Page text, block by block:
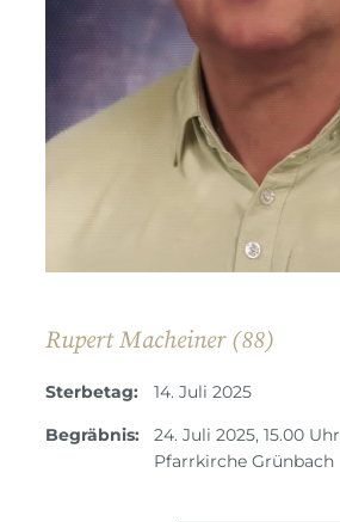
Rupert Macheiner (88)
Sterbetag:
14. Juli 2025
Begräbnis:
24. Juli 2025, 15.00 Uhr
Pfarrkirche Grünbach